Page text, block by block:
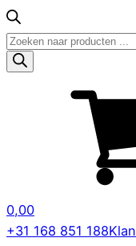
Producten
zoeken
0,00
+31 168 851 188